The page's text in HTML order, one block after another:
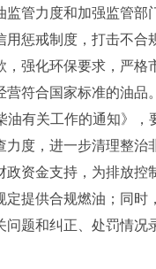
管力度和加强监管
惩戒制度，打击不
强化环保要求，严
符合国家标准的油
有关工作的通知》
度，进一步清理整
资金支持，为排放
提供合规燃油；同
题和纠正、处罚情